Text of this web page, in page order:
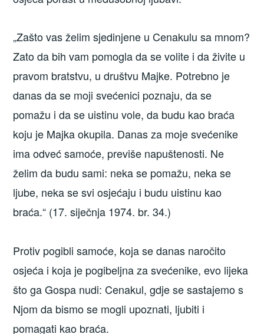
„Zašto vas želim sjedinjene u Cenakulu sa mnom?
Zato da bih vam pomogla da se volite i da živite u
pravom bratstvu, u društvu Majke. Potrebno je
danas da se moji svećenici poznaju, da se
pomažu i da se uistinu vole, da budu kao braća
koju je Majka okupila. Danas za moje svećenike
ima odveć samoće, previše napuštenosti. Ne
želim da budu sami: neka se pomažu, neka se
ljube, neka se svi osjećaju i budu uistinu kao
braća.“ (17. siječnja 1974. br. 34.)
Protiv pogibli samoće, koja se danas naročito
osjeća i koja je pogibeljna za svećenike, evo lijeka
što ga Gospa nudi: Cenakul, gdje se sastajemo s
Njom da bismo se mogli upoznati, ljubiti i
pomagati kao braća.